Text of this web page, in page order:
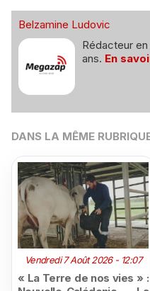
Belzamine Ludovic
Rédacteur
ans. En
DANS LA MÊME
Vendredi 7 Août 2026 - 12:07
« La Terre de nos vies » :